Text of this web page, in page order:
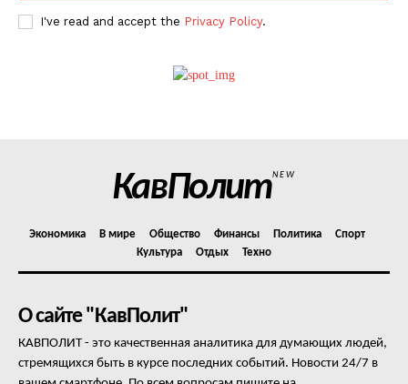
I've read and accept the Privacy Policy.
КавПолитNEW
Экономика В мире Общество Финансы Политика
Спорт
Культура
Отдых Техно
О сайте "КавПолит"
КАВПОЛИТ - это качественная аналитика для думающих людей,
стремящихся быть в курсе последних событий. Новости 24/7 в